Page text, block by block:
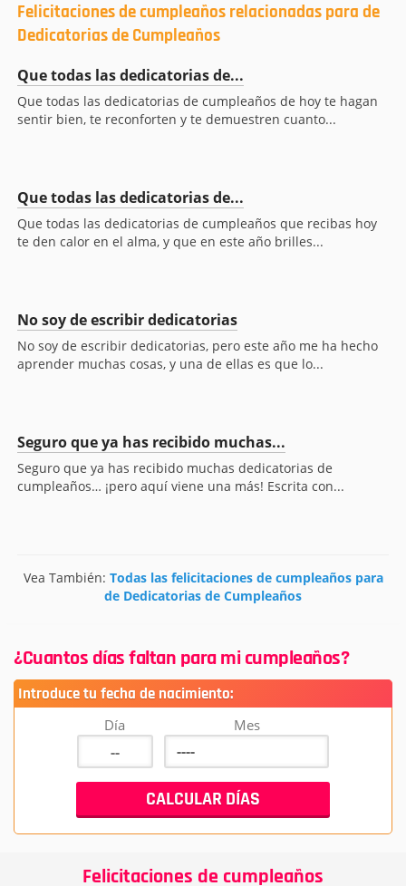
Felicitaciones de cumpleaños relacionadas para de
Dedicatorias de Cumpleaños
Que todas las dedicatorias de...
Que todas las dedicatorias de cumpleaños de hoy te hagan
sentir bien, te reconforten y te demuestren cuanto...
Que todas las dedicatorias de...
Que todas las dedicatorias de cumpleaños que recibas hoy
te den calor en el alma, y que en este año brilles...
No soy de escribir dedicatorias
No soy de escribir dedicatorias, pero este año me ha hecho
aprender muchas cosas, y una de ellas es que lo...
Seguro que ya has recibido muchas...
Seguro que ya has recibido muchas dedicatorias de
cumpleaños… ¡pero aquí viene una más! Escrita con...
Vea También: Todas las felicitaciones de cumpleaños para
de Dedicatorias de Cumpleaños
¿Cuantos días faltan para mi cumpleaños?
Introduce tu fecha de nacimiento:
Día Mes
Felicitaciones de cumpleaños